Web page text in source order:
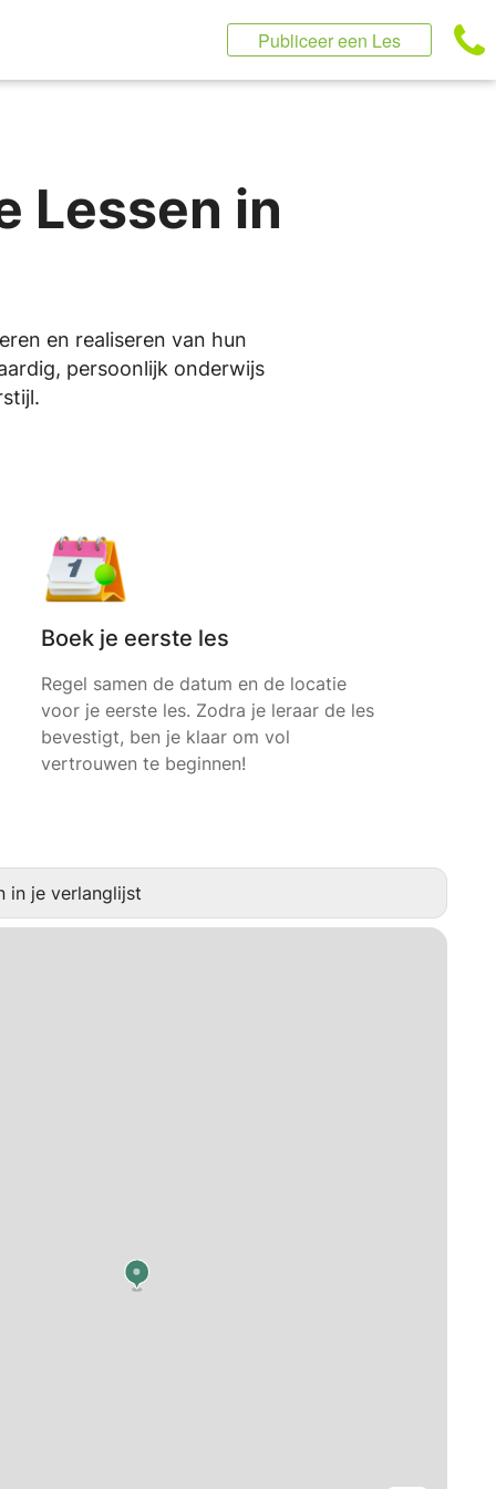
Publiceer een Les
Lessen in
en realiseren van hun
persoonlijk onderwijs
Boek je eerste les
Regel samen de datum en de locatie
voor je eerste les. Zodra je leraar de les
bevestigt, ben je klaar om vol
vertrouwen te beginnen!
in je verlanglijst